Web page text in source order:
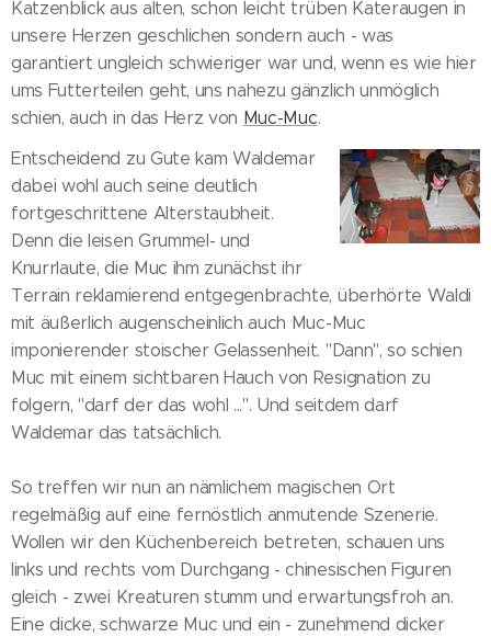
Katzenblick aus alten, schon leicht trüben Kateraugen in
unsere Herzen geschlichen sondern auch - was
garantiert ungleich schwieriger war und, wenn es wie hier
ums Futterteilen geht, uns nahezu gänzlich unmöglich
schien, auch in das Herz von Muc-Muc.
Entscheidend zu Gute kam Waldemar
dabei wohl auch seine deutlich
fortgeschrittene Alterstaubheit.
Denn die leisen Grummel- und
Knurrlaute, die Muc ihm zunächst ihr
Terrain reklamierend entgegenbrachte, überhörte Waldi
mit äußerlich augenscheinlich auch Muc-Muc
imponierender stoischer Gelassenheit. "Dann", so schien
Muc mit einem sichtbaren Hauch von Resignation zu
folgern, "darf der das wohl ...". Und seitdem darf
Waldemar das tatsächlich.
So treffen wir nun an nämlichem magischen Ort
regelmäßig auf eine fernöstlich anmutende Szenerie.
Wollen wir den Küchenbereich betreten, schauen uns
links und rechts vom Durchgang - chinesischen Figuren
gleich - zwei Kreaturen stumm und erwartungsfroh an.
Eine dicke, schwarze Muc und ein - zunehmend dicker